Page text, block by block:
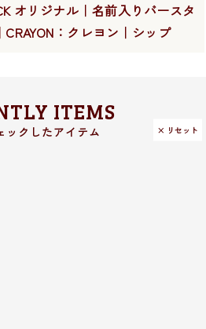
オリジナル｜名前入りバースタ
：クレヨン｜シップ
ITEMS
× リセット